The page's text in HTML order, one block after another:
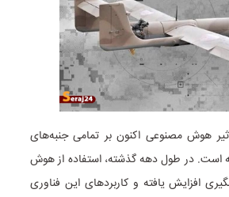
هوش مصنوعی اکنون بر تمامی جنبه‌های
است. در طول دهه گذشته، استفاده از هوش
افزایش یافته و کاربردهای این فناوری